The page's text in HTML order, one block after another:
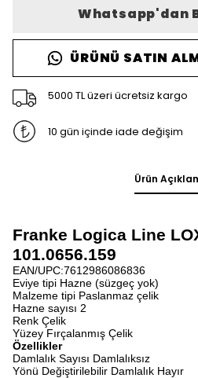
Whatsapp'dan
ÜRÜNÜ SATIN
5000 TL üzeri ücretsiz kargo
10 gün içinde iade değişim
Ürün
Franke Logica Line
101.0656.159
EAN/UPC:7612986086836
Eviye tipi Hazne (süzgeç yok)
Malzeme tipi Paslanmaz çelik
Hazne sayısı 2
Renk Çelik
Yüzey Fırçalanmış Çelik
Özellikler
Damlalık Sayısı Damlalıksız
Yönü Değiştirilebilir Damlalık Hayır